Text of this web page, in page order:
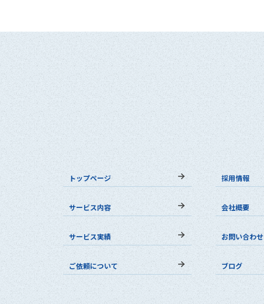
トップページ
サービス内容
サービス実績
ご依頼について
採用情報
会社概要
お問い合わせ
ブログ